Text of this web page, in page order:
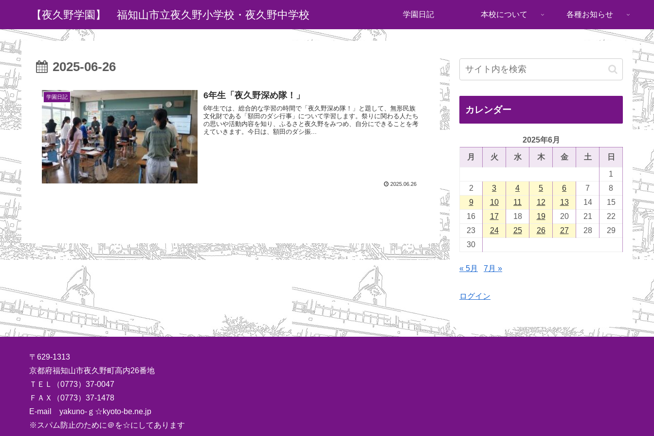
【夜久野学園】 福知山市立夜久野小学校・夜久野中学校 学園日記 本校について 各種お知らせ
2025-06-26
学園日記 6年生「夜久野深め隊！」
6年生では、総合的な学習の時間で「夜久野深め隊！」と題して、無形民族
文化財である「額田のダシ行事」について学習します。祭りに関わる人たち
の思いや活動内容を知り、ふるさと夜久野をみつめ、自分にできることを考
えていきます。今日は、額田のダシ振...
2025.06.26
カレンダー
2025年6月
月 火 水 木 金 土 日
1
2
3 4 5 6 7
8
9
10 11 12 13 14
15
16
17 18 19 20 21
22
23
24 25 26 27 28
29
30
« 5月 7月 »
ログイン
〒629-1313
京都府福知山市夜久野町高内26番地
ＴＥＬ（0773）37-0047
ＦＡＸ（0773）37-1478
E-mail yakuno-ｇ☆kyoto-be.ne.jp
※スパム防止のために＠を☆にしてあります